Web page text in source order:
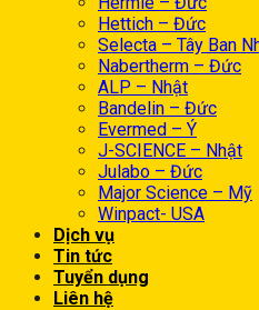
Hettich – Đức
Selecta – Tây Ban
Nabertherm – Đức
ALP – Nhật
Bandelin – Đức
Evermed – Ý
J-SCIENCE – Nhật
Julabo – Đức
Major Science – Mỹ
Winpact- USA
Dịch vụ
Tin tức
Tuyển dụng
Liên hệ